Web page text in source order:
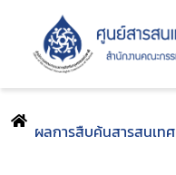
ผลการสืบค้นสารสนเทศ